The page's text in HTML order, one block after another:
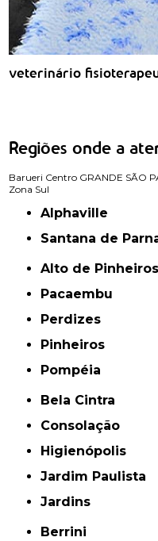
veterinário
Regiões onde a
Barueri Centro GRANDE SÃO
Zona Sul
Alphaville
Santana de
Alto de Pinheiros
Pacaembu
Perdizes
Pinheiros
Pompéia
Bela Cintra
Consolação
Higienópolis
Jardim Paulista
Jardins
Berrini